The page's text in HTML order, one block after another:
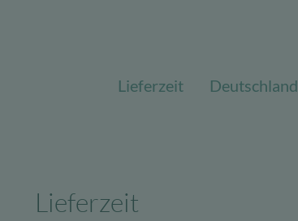
Lieferzeit Deutschland
Lieferzeit